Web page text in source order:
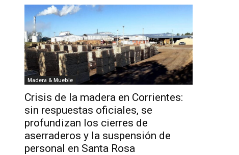
Madera & Mueble
Crisis de la madera en Corrientes:
sin respuestas oficiales, se
profundizan los cierres de
aserraderos y la suspensión de
personal en Santa Rosa